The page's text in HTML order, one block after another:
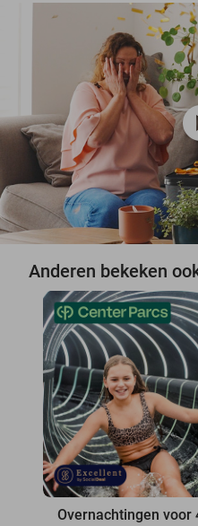
Anderen bekeken
Overnachtingen voor